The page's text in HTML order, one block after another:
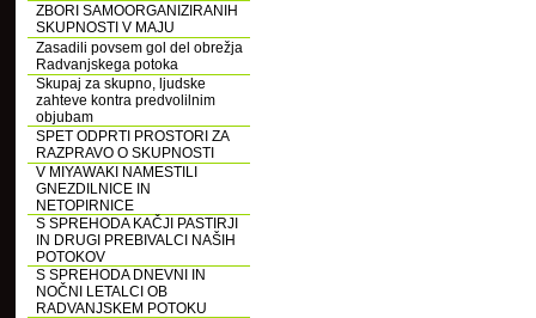
ZBORI SAMOORGANIZIRANIH
SKUPNOSTI V MAJU
Zasadili povsem gol del obrežja
Radvanjskega potoka
Skupaj za skupno, ljudske
zahteve kontra predvolilnim
objubam
SPET ODPRTI PROSTORI ZA
RAZPRAVO O SKUPNOSTI
V MIYAWAKI NAMESTILI
GNEZDILNICE IN
NETOPIRNICE
S SPREHODA KAČJI PASTIRJI
IN DRUGI PREBIVALCI NAŠIH
POTOKOV
S SPREHODA DNEVNI IN
NOČNI LETALCI OB
RADVANJSKEM POTOKU